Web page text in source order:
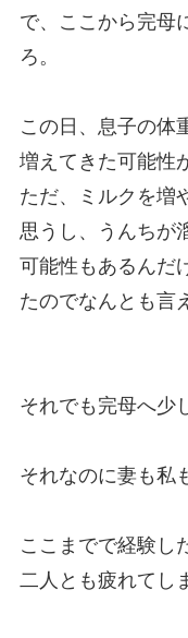
で、ここから完母
ろ。
この日、息子の体
増えてきた可能性
ただ、ミルクを増
思うし、うんちが
可能性もあるんだ
たのでなんとも言
それでも完母へ少
それなのに妻も私
ここまでで経験し
二人とも疲れてし